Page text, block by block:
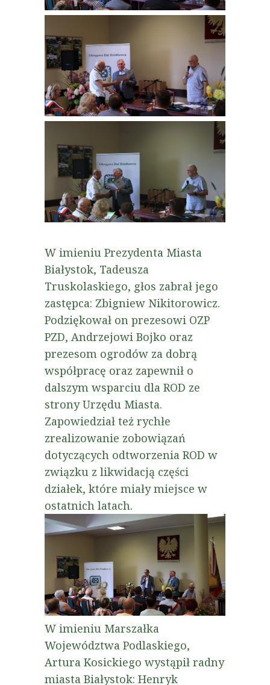
W imieniu Prezydenta Miasta
Białystok, Tadeusza
Truskolaskiego, głos zabrał jego
zastępca: Zbigniew Nikitorowicz.
Podziękował on prezesowi OZP
PZD, Andrzejowi Bojko oraz
prezesom ogrodów za dobrą
współpracę oraz zapewnił o
dalszym wsparciu dla ROD ze
strony Urzędu Miasta.
Zapowiedział też rychłe
zrealizowanie zobowiązań
dotyczących odtworzenia ROD w
związku z likwidacją części
działek, które miały miejsce w
ostatnich latach.
W imieniu Marszałka
Województwa Podlaskiego,
Artura Kosickiego wystąpił radny
miasta Białystok: Henryk